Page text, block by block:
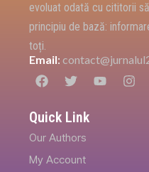
evoluat odată cu cititorii
principiu de bază:
toți.
Email:
Quick Link
Our Authors
My Account